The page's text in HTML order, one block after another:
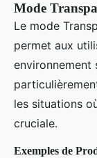
Mode
Le mode
permet aux
environnement
les situations
cruciale.
Exemples de